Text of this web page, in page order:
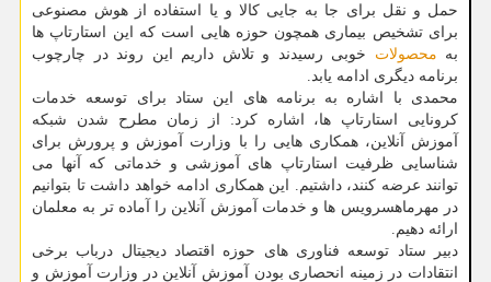
حمل و نقل برای جا به جایی کالا و یا استفاده از هوش مصنوعی
برای تشخیص بیماری همچون حوزه هایی است که این استارتاپ ها
به محصولات خوبی رسیدند و تلاش داریم این روند در چارچوب
برنامه دیگری ادامه یابد.
محمدی با اشاره به برنامه های این ستاد برای توسعه خدمات
کرونایی استارتاپ ها، اشاره کرد: از زمان مطرح شدن شبکه
آموزش آنلاین، همکاری هایی را با وزارت آموزش و پرورش برای
شناسایی ظرفیت استارتاپ های آموزشی و خدماتی که آنها می
توانند عرضه کنند، داشتیم. این همکاری ادامه خواهد داشت تا بتوانیم
در مهرماهسرویس ها و خدمات آموزش آنلاین را آماده تر به معلمان
ارائه دهیم.
دبیر ستاد توسعه فناوری های حوزه اقتصاد دیجیتال درباب برخی
انتقادات در زمینه انحصاری بودن آموزش آنلاین در وزارت آموزش و